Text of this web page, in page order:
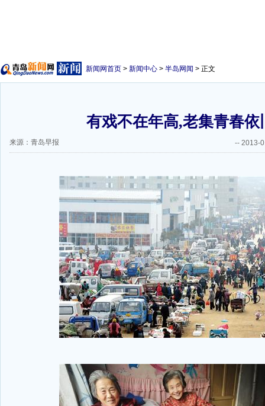
新闻网首页 > 新闻中心 > 半岛网闻 > 正文
有戏不在年高,老集青春依
来源：青岛早报 -- 2013-